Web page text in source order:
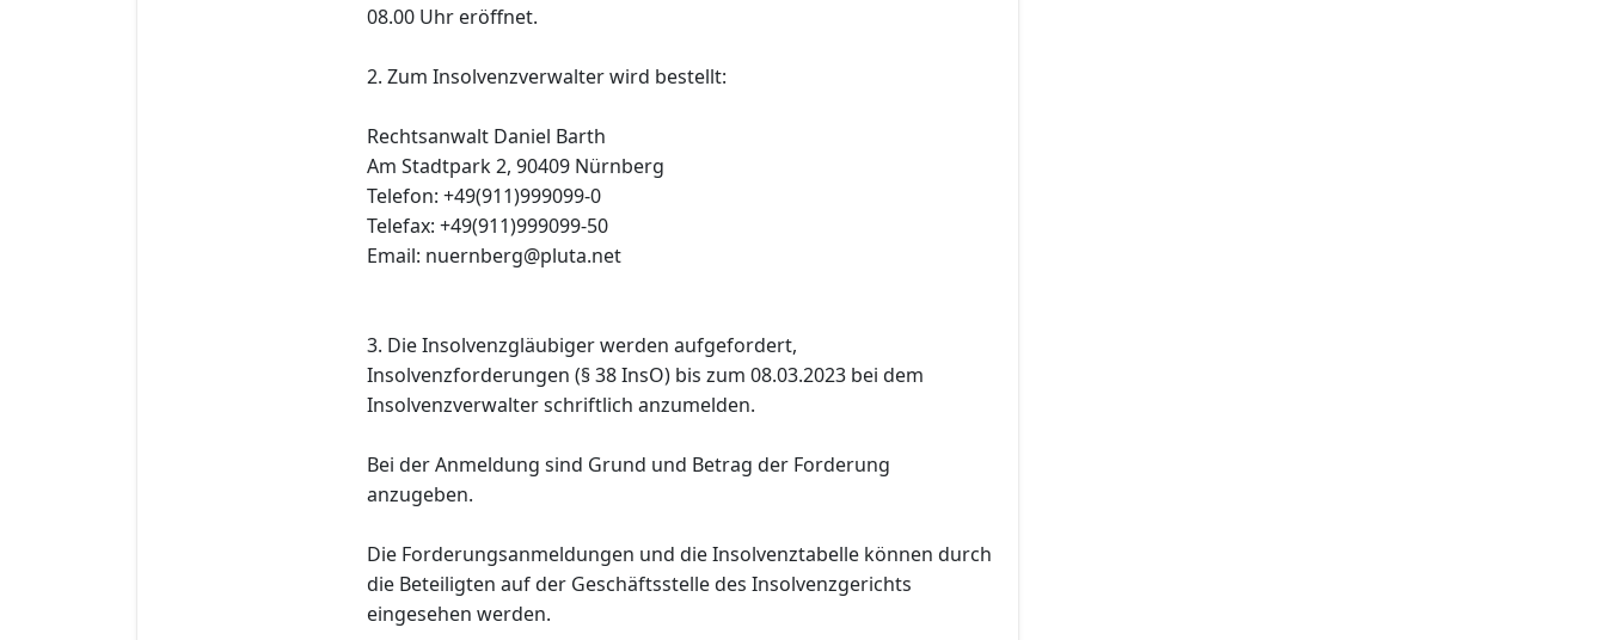
08.00 Uhr eröffnet.
2. Zum Insolvenzverwalter wird bestellt:
Rechtsanwalt Daniel Barth
Am Stadtpark 2, 90409 Nürnberg
Telefon: +49(911)999099-0
Telefax: +49(911)999099-50
Email: nuernberg@pluta.net
3. Die Insolvenzgläubiger werden aufgefordert,
Insolvenzforderungen (§ 38 InsO) bis zum 08.03.2023 bei dem
Insolvenzverwalter schriftlich anzumelden.
Bei der Anmeldung sind Grund und Betrag der Forderung
anzugeben.
Die Forderungsanmeldungen und die Insolvenztabelle können durch
die Beteiligten auf der Geschäftsstelle des Insolvenzgerichts
eingesehen werden.